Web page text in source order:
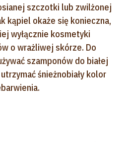
szczotki lub zwilżonej
kąpiel okaże się konieczna,
wyłącznie kosmetyki
o wrażliwej skórze. Do
szamponów do białej
śnieżnobiały kolor